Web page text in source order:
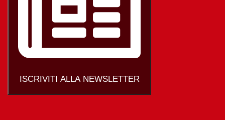
ISCRIVITI ALLA NEWSLETTER